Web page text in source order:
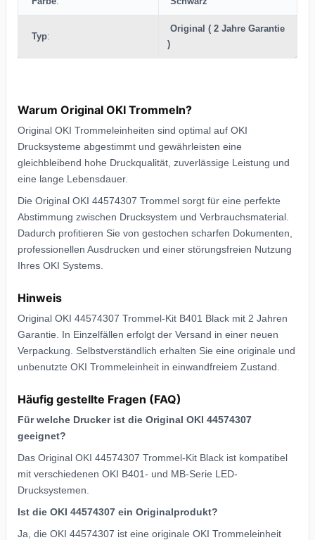
Typ:
Original ( 2 Jahre Garantie
)
Warum Original OKI Trommeln?
Original OKI Trommeleinheiten sind optimal auf OKI
Drucksysteme abgestimmt und gewährleisten eine
gleichbleibend hohe Druckqualität, zuverlässige Leistung und
eine lange Lebensdauer.
Die Original OKI 44574307 Trommel sorgt für eine perfekte
Abstimmung zwischen Drucksystem und Verbrauchsmaterial.
Dadurch profitieren Sie von gestochen scharfen Dokumenten,
professionellen Ausdrucken und einer störungsfreien Nutzung
Ihres OKI Systems.
Hinweis
Original OKI 44574307 Trommel-Kit B401 Black mit 2 Jahren
Garantie. In Einzelfällen erfolgt der Versand in einer neuen
Verpackung. Selbstverständlich erhalten Sie eine originale und
unbenutzte OKI Trommeleinheit in einwandfreiem Zustand.
Häufig gestellte Fragen (FAQ)
Für welche Drucker ist die Original OKI 44574307
geeignet?
Das Original OKI 44574307 Trommel-Kit Black ist kompatibel
mit verschiedenen OKI B401- und MB-Serie LED-
Drucksystemen.
Ist die OKI 44574307 ein Originalprodukt?
Ja, die OKI 44574307 ist eine originale OKI Trommeleinheit